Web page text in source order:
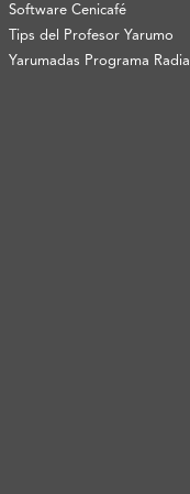
Software Cenicafé
Tips del Profesor Yarumo
Yarumadas Programa Radial